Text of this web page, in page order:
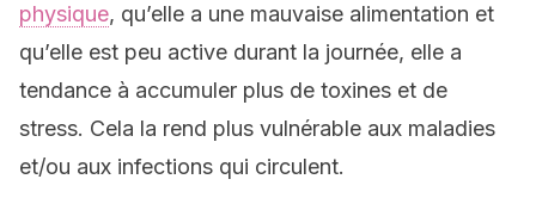
physique, qu’elle a une mauvaise alimentation et
qu’elle est peu active durant la journée, elle a
tendance à accumuler plus de toxines et de
stress. Cela la rend plus vulnérable aux maladies
et/ou aux infections qui circulent.